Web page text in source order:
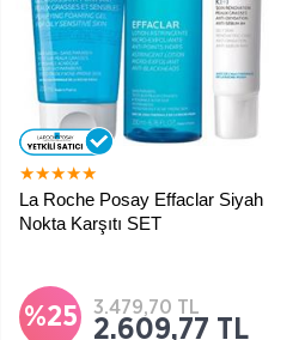
★★★★★
La Roche Posay Effaclar Siyah
Nokta Karşıtı SET
bu özel bakım seti, cildi
derinlemesine temizleyip arındırırken
pürüzsüz ve mat bir görünüm
%25 2.609,77 TL
3.479,70 TL